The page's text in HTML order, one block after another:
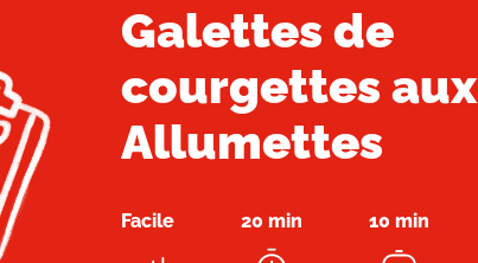
Galettes de
courgettes aux
Allumettes
Facile 20 min 10 min